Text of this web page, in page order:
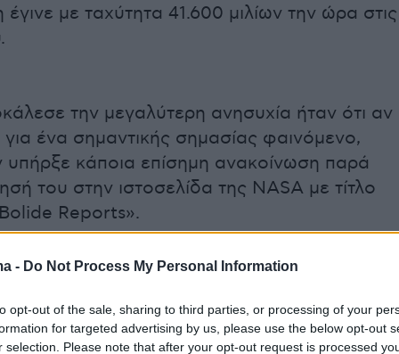
- Do Not Process My Personal Information
opt-out of the sale, sharing to third parties, or processing of your
for targeted advertising by us, please use the below opt-out
selection. Please note that after your opt-out request is processed
έγινε με ταχύτητα 41.600 μιλίων την ώρα
την μεγαλύτερη ανησυχία ήταν ότι αν
για ένα σημαντικής σημασίας φαινόμενο,
υπήρξε κάποια επίσημη ανακοίνωση παρά
του στην ιστοσελίδα της NASA με τίτλο
Reports».
εισόδου στην ατμόσφαιρα της Γης ήταν
του Ρίο Ντε Τζανέιρο όπου και άρχισε